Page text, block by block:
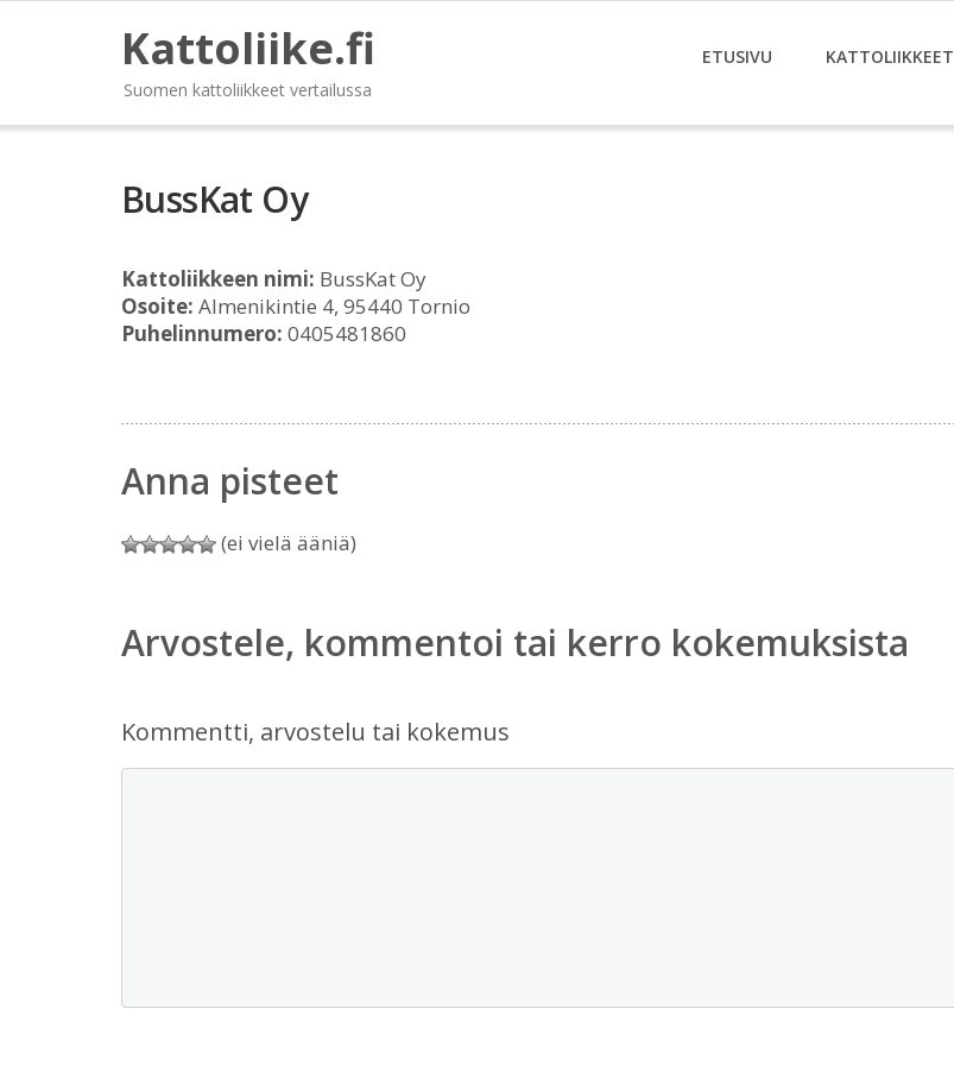
Kattoliike.fi
Suomen kattoliikkeet vertailussa
ETUSIVU KATTOLIIKKEET
BussKat Oy
Kattoliikkeen nimi: BussKat Oy
Osoite: Almenikintie 4, 95440 Tornio
Puhelinnumero: 0405481860
Anna pisteet
(ei vielä ääniä)
Arvostele, kommentoi tai kerro kokemuksista
Kommentti, arvostelu tai kokemus